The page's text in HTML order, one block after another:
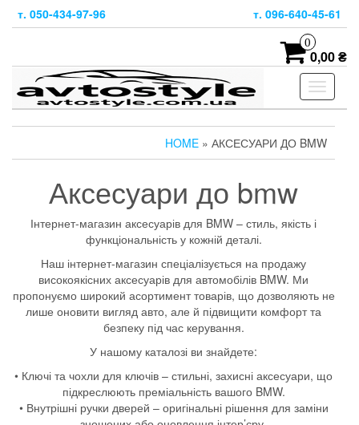
т. 050-434-97-96 т. 096-640-45-61
0
0,00 ₴
Toggle
HOME » АКСЕСУАРИ ДО BMW
Аксесуари до bmw
Інтернет-магазин аксесуарів для BMW – стиль, якість і
функціональність у кожній деталі.
Наш інтернет-магазин спеціалізується на продажу
високоякісних аксесуарів для автомобілів BMW. Ми
пропонуємо широкий асортимент товарів, що дозволяють не
лише оновити вигляд авто, але й підвищити комфорт та
безпеку під час керування.
У нашому каталозі ви знайдете:
• Ключі та чохли для ключів – стильні, захисні аксесуари, що
підкреслюють преміальність вашого BMW.
• Внутрішні ручки дверей – оригінальні рішення для заміни